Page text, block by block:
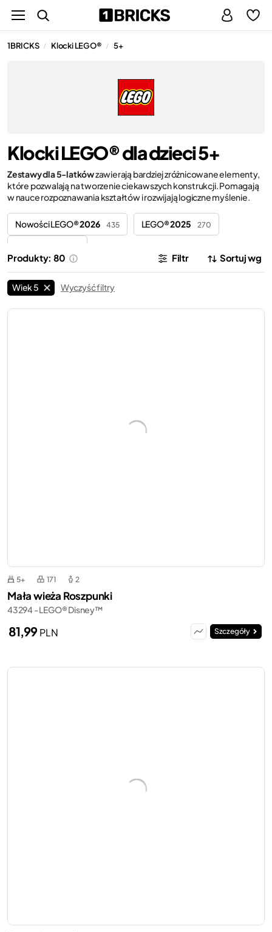
1BRICKS / Klocki LEGO® / 5+
Klocki LEGO® dla dzieci 5+
Zestawy dla 5-latkówzawierają bardziej zróżnicowane elementy,
które pozwalają na tworzenie ciekawszych konstrukcji. Pomagają
w nauce rozpoznawania kształtów i rozwijają logiczne myślenie.
Nowości LEGO®2026 435 LEGO®2025 270
Produkty: 80 Filtr Sortuj wg
Wiek 5 Wyczyść filtry
5+ 171 2
Mała wieża Roszpunki
43294 - LEGO® Disney™
81,99PLN Szczegóły